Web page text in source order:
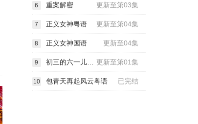
更新至第03集
6 重案解密
更新至第04集
7 正义女神粤语
更新至04集
8 正义女神国语
更新至第01集
9 初三的六一儿童节
已完结
10 包青天再起风云粤语